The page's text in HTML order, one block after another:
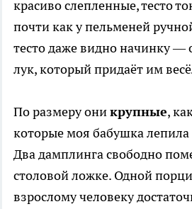
красиво слепленные, тесто
почти как у пельменей
тесто даже видно начинку —
лук, который придаёт им
По размеру оникрупные,
которые моя бабушка лепила
Два дамплинга свободно
столовой ложке. Одной
взрослому человеку